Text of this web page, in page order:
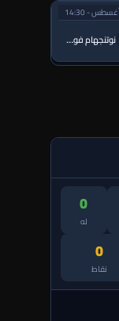
نوتنجهام فورست
0
له
0
نقاط